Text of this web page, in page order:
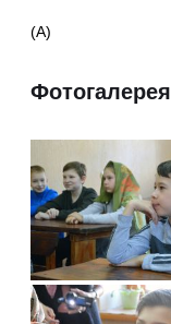
(А)
Фотогалерея